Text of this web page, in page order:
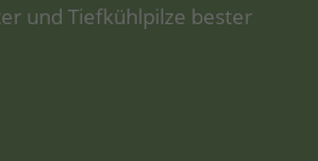
und Tief­kühl­pil­ze bes­ter